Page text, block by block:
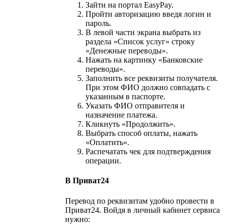
Зайти на портал EasyPay.
Пройти авторизацию введя логин и
пароль.
В левой части экрана выбрать из
раздела «Список услуг» строку
«Денежные переводы».
Нажать на картинку «Банковские
переводы».
Заполнить все реквизиты получателя.
При этом ФИО должно совпадать с
указанным в паспорте.
Указать ФИО отправителя и
назначение платежа.
Кликнуть «Продолжить».
Выбрать способ оплаты, нажать
«Оплатить».
Распечатать чек для подтверждения
операции.
В Приват24
Перевод по реквизитам удобно провести в
Приват24. Войдя в личный кабинет сервиса
нужно: